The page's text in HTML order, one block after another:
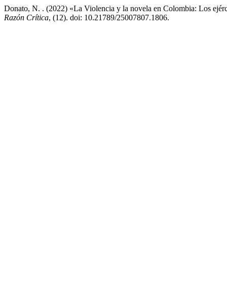
Donato, N. . (2022) «La Violencia y la novela en Colombia: Los
Razón Crítica, (12). doi: 10.21789/25007807.1806.